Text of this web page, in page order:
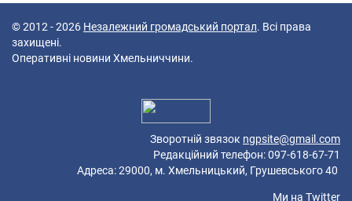
© 2012 - 2026 Незалежний громадський портал. Всі права
захищені.
Оперативні новини Хмельниччини.
Зворотній звязок ngpsite@gmail.com
Редакційний телефон: 097-618-67-71
Адреса: 29000, м. Хмельницький, Грушевського 40
Ми на Twitter